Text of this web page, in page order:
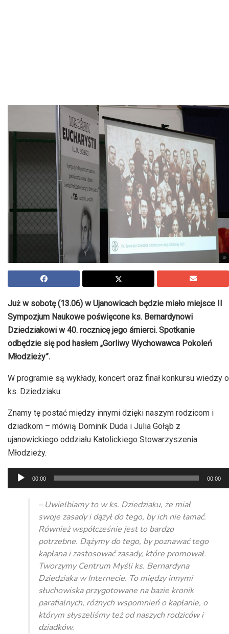
Już w sobotę (13.06) w Ujanowicach będzie miało miejsce II
Sympozjum Naukowe poświęcone ks. Bernardynowi
Dziedziakowi w 40. rocznicę jego śmierci. Spotkanie
odbędzie się pod hasłem „Gorliwy Wychowawca Pokoleń
Młodzieży”.
W programie są wykłady, koncert oraz finał konkursu wiedzy o
ks. Dziedziaku.
Znamy tę postać między innymi dzięki naszym rodzicom i
dziadkom – mówią Dominik Duda i Julia Gołąb z
ujanowickiego oddziału Katolickiego Stowarzyszenia
Młodzieży.
Odtwarzacz
plików
dźwiękowych
00:00 00:00
– Uwielbiamy to w ks. Dziedziaku, że miał
swoje zasady i dążył do tego, by ich nie łamać.
Również współcześnie jest to bardzo
potrzebne. Dążymy do tego, by poznawać tego
kapłana i zastosować zasady, które promował.
Tworzymy Centrum Myśli ks. Bernardyna
Dziedziaka w Internecie. To między innymi
słuchowiska przygotowane na bazie kronik
parafialnych, różnych wspomnień o kapłanie, o
którym słyszeliśmy też od naszych rodziców i
dziadków.